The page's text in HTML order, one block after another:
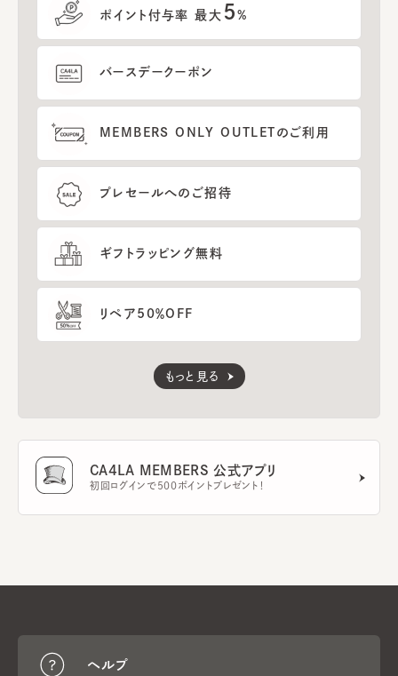
ポイント付与率 最大 5%
バースデークーポン
MEMBERS ONLY OUTLETのご利用
プレセールへのご招待
ギフトラッピング無料
リペア50％OFF
もっと見る
CA4LA MEMBERS 公式アプリ
初回ログインで500ポイントプレゼント！
ヘルプ